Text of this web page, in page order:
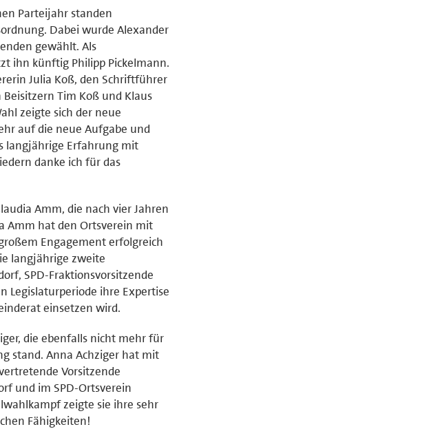
Parteijahr standen
Dabei wurde Alexander
gewählt. Als
ihn künftig Philipp Pickelmann.
Julia Koß, den Schriftführer
Tim Koß und Klaus
zeigte sich der neue
auf die neue Aufgabe und
langjährige Erfahrung mit
danke ich für das
Amm, die nach vier Jahren
Amm hat den Ortsverein mit
Engagement erfolgreich
langjährige zweite
SPD-Fraktionsvorsitzende
Legislaturperiode ihre Expertise
einsetzen wird.
die ebenfalls nicht mehr für
stand. Anna Achziger hat mit
Vorsitzende
und im SPD-Ortsverein
zeigte sie ihre sehr
Fähigkeiten!